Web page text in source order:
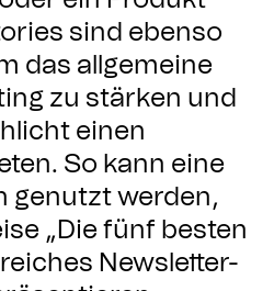
sind ebenso
das allgemeine
zu stärken und
einen
So kann eine
genutzt werden,
„Die fünf besten
Newsletter-